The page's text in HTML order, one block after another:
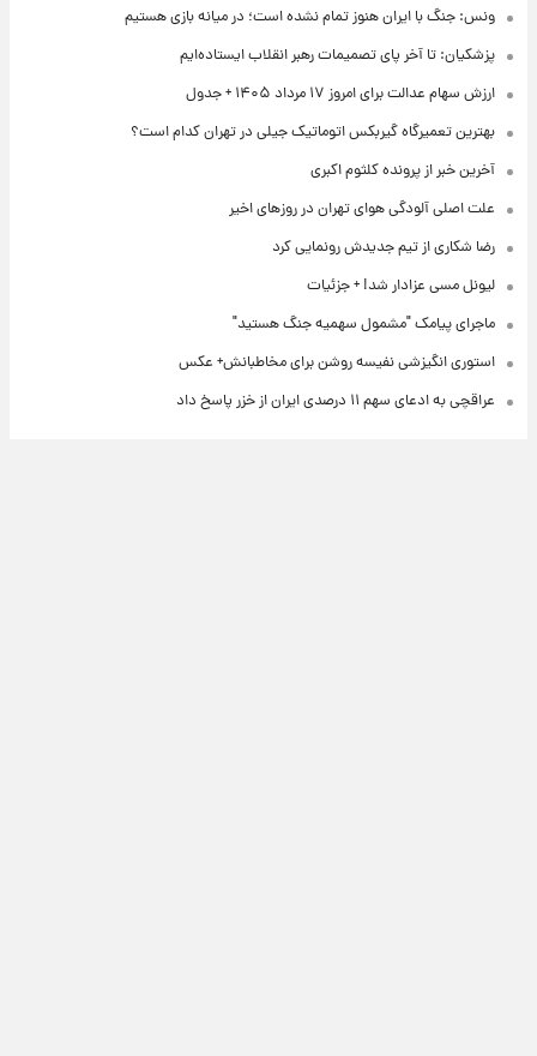
ونس: جنگ با ایران هنوز تمام نشده است؛ در میانه بازی هستیم
پزشکیان: تا آخر پای تصمیمات رهبر انقلاب ایستاده‌ایم
ارزش سهام عدالت برای امروز ۱۷ مرداد ۱۴۰۵ + جدول
بهترین تعمیرگاه گیربکس اتوماتیک جیلی در تهران کدام است؟
آخرین خبر از پرونده کلثوم اکبری
علت اصلی آلودگی هوای تهران در روزهای اخیر
رضا شکاری از تیم جدیدش رونمایی کرد
لیونل مسی عزادار شد! + جزئیات
ماجرای پیامک "مشمول سهمیه جنگ هستید"
استوری انگیزشی نفیسه روشن برای مخاطبانش+ عکس
عراقچی به ادعای سهم ۱۱ درصدی ایران از خزر پاسخ داد